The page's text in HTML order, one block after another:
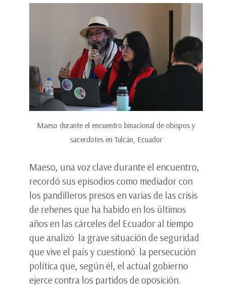
Maeso durante el encuentro binacional de obispos y
sacerdotes en Tulcán, Ecuador
Maeso, una voz clave durante el encuentro,
recordó sus episodios como mediador con
los pandilleros presos en varias de las crisis
de rehenes que ha habido en los últimos
años en las cárceles del Ecuador al tiempo
que analizó la grave situación de seguridad
que vive el país y cuestionó la persecución
política que, según él, el actual gobierno
ejerce contra los partidos de oposición.